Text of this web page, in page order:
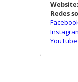
Website:
Redes
YouTube